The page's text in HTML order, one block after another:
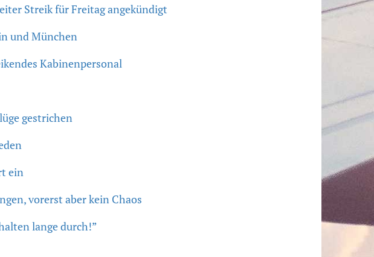
Streik für Freitag angekündigt
und München
Kabinenpersonal
gestrichen
ein
vorerst aber kein Chaos
lange durch!”